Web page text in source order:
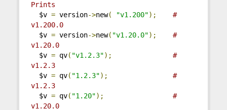
Prints
$v = version->new( "v1.200");
#
v1.200.0
$v = version->new( "v1.20.0");
#
v1.20.0
$v = qv( "v1.2.3");
#
v1.2.3
$v = qv( "1.2.3");
#
v1.2.3
$v = qv( "1.20");
#
v1.20.0